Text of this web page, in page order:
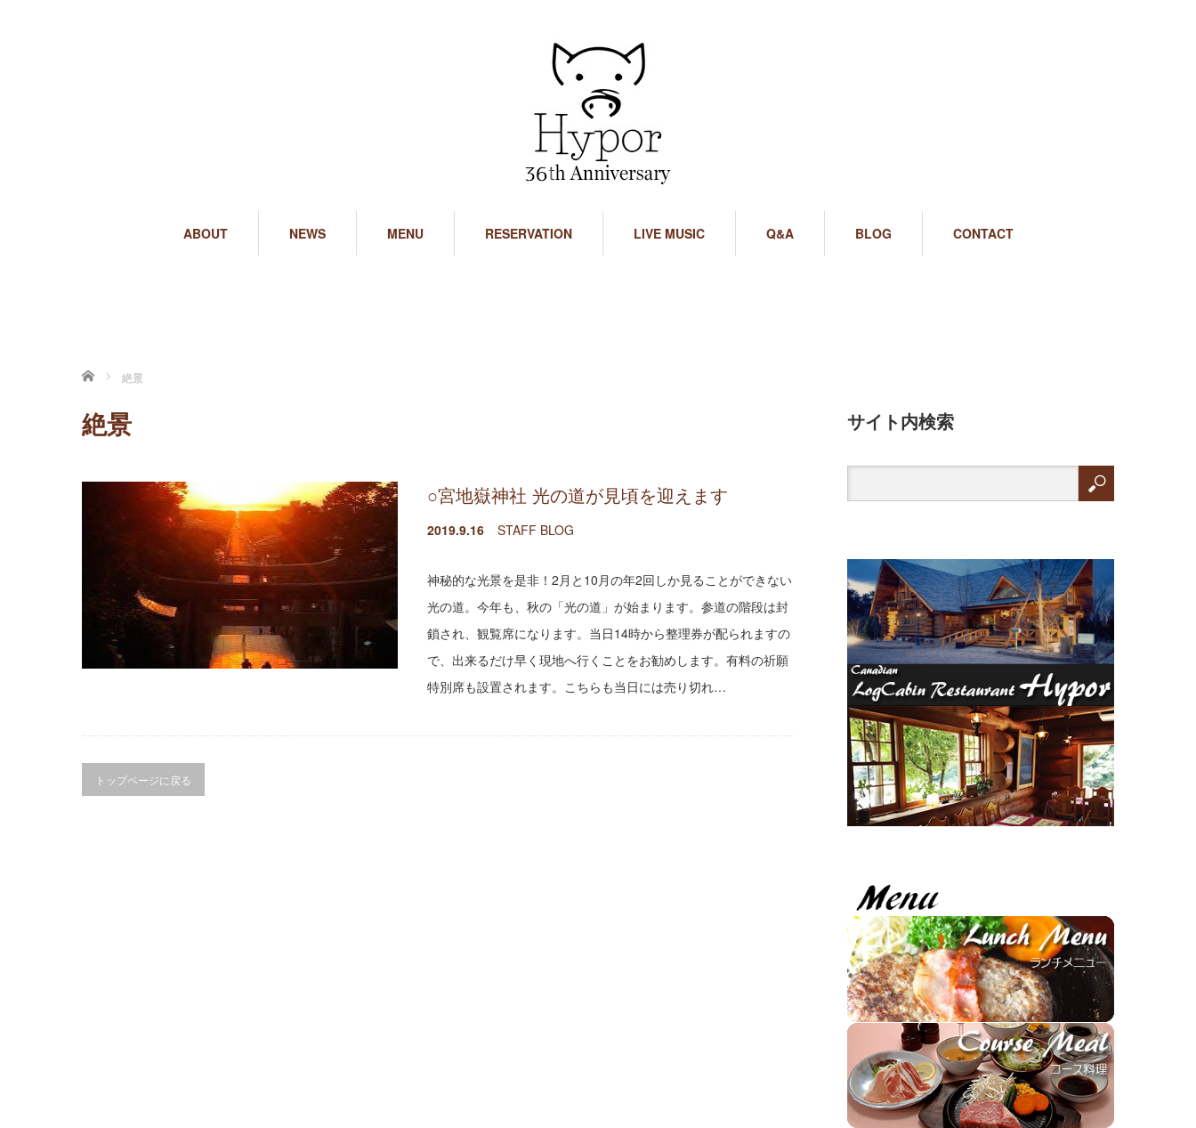
ABOUT NEWS MENU RESERVATION LIVE MUSIC Q&A BLOG CONTACT
ホーム 絶景
絶景
○宮地嶽神社 光の道が見頃を迎えます
2019.9.16 STAFF BLOG
神秘的な光景を是非！2月と10月の年2回しか見ることができない
光の道。今年も、秋の「光の道」が始まります。参道の階段は封
鎖され、観覧席になります。当日14時から整理券が配られますの
で、出来るだけ早く現地へ行くことをお勧めします。有料の祈願
特別席も設置されます。こちらも当日には売り切れ…
トップページに戻る
サイト内検索